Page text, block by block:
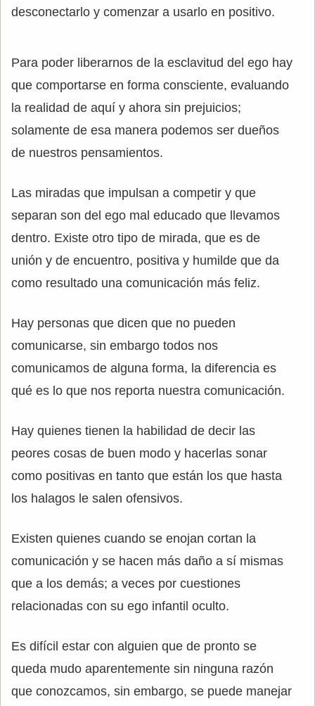
desconectarlo y comenzar a usarlo en positivo.
Para poder liberarnos de la esclavitud del ego hay
que comportarse en forma consciente, evaluando
la realidad de aquí y ahora sin prejuicios;
solamente de esa manera podemos ser dueños
de nuestros pensamientos.
Las miradas que impulsan a competir y que
separan son del ego mal educado que llevamos
dentro. Existe otro tipo de mirada, que es de
unión y de encuentro, positiva y humilde que da
como resultado una comunicación más feliz.
Hay personas que dicen que no pueden
comunicarse, sin embargo todos nos
comunicamos de alguna forma, la diferencia es
qué es lo que nos reporta nuestra comunicación.
Hay quienes tienen la habilidad de decir las
peores cosas de buen modo y hacerlas sonar
como positivas en tanto que están los que hasta
los halagos le salen ofensivos.
Existen quienes cuando se enojan cortan la
comunicación y se hacen más daño a sí mismas
que a los demás; a veces por cuestiones
relacionadas con su ego infantil oculto.
Es difícil estar con alguien que de pronto se
queda mudo aparentemente sin ninguna razón
que conozcamos, sin embargo, se puede manejar